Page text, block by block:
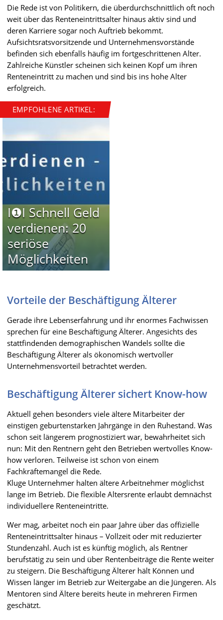
Die Rede ist von Politikern, die überdurchschnittlich oft noch
weit über das Renteneintrittsalter hinaus aktiv sind und
deren Karriere sogar noch Auftrieb bekommt.
Aufsichtsratsvorsitzende und Unternehmensvorstände
befinden sich ebenfalls häufig im fortgeschrittenen Alter.
Zahlreiche Künstler scheinen sich keinen Kopf um ihren
Renteneintritt zu machen und sind bis ins hohe Alter
erfolgreich.
EMPFOHLENE ARTIKEL:
I❶I Schnell Geld
verdienen: 20
seriöse
Möglichkeiten
Vorteile der Beschäftigung Älterer
Gerade ihre Lebenserfahrung und ihr enormes Fachwissen
sprechen für eine Beschäftigung Älterer. Angesichts des
stattfindenden demographischen Wandels sollte die
Beschäftigung Älterer als ökonomisch wertvoller
Unternehmensvorteil betrachtet werden.
Beschäftigung Älterer sichert Know-how
Aktuell gehen besonders viele ältere Mitarbeiter der
einstigen geburtenstarken Jahrgänge in den Ruhestand. Was
schon seit längerem prognostiziert war, bewahrheitet sich
nun: Mit den Rentnern geht den Betrieben wertvolles Know-
how verloren. Teilweise ist schon von einem
Fachkräftemangel die Rede.
Kluge Unternehmer halten ältere Arbeitnehmer möglichst
lange im Betrieb. Die flexible Altersrente erlaubt demnächst
individuellere Renteneintritte.
Wer mag, arbeitet noch ein paar Jahre über das offizielle
Renteneintrittsalter hinaus – Vollzeit oder mit reduzierter
Stundenzahl. Auch ist es künftig möglich, als Rentner
berufstätig zu sein und über Rentenbeiträge die Rente weiter
zu steigern. Die Beschäftigung Älterer hält Können und
Wissen länger im Betrieb zur Weitergabe an die Jüngeren. Als
Mentoren sind Ältere bereits heute in mehreren Firmen
geschätzt.